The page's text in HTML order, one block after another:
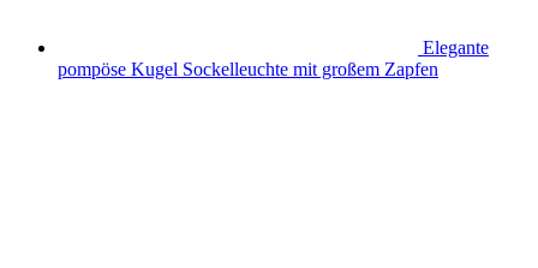
Elegante
pompöse Kugel Sockelleuchte mit großem Zapfen